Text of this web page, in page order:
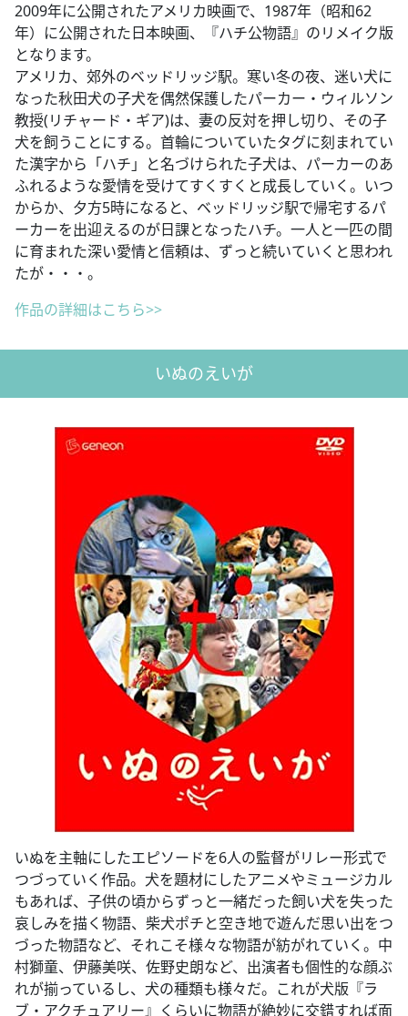
2009年に公開されたアメリカ映画で、1987年（昭和62
年）に公開された日本映画、『ハチ公物語』のリメイク版
となります。
アメリカ、郊外のベッドリッジ駅。寒い冬の夜、迷い犬に
なった秋田犬の子犬を偶然保護したパーカー・ウィルソン
教授(リチャード・ギア)は、妻の反対を押し切り、その子
犬を飼うことにする。首輪についていたタグに刻まれてい
た漢字から「ハチ」と名づけられた子犬は、パーカーのあ
ふれるような愛情を受けてすくすくと成長していく。いつ
からか、夕方5時になると、ベッドリッジ駅で帰宅するパ
ーカーを出迎えるのが日課となったハチ。一人と一匹の間
に育まれた深い愛情と信頼は、ずっと続いていくと思われ
たが・・・。
作品の詳細はこちら>>
いぬのえいが
いぬを主軸にしたエピソードを6人の監督がリレー形式で
つづっていく作品。犬を題材にしたアニメやミュージカル
もあれば、子供の頃からずっと一緒だった飼い犬を失った
哀しみを描く物語、柴犬ポチと空き地で遊んだ思い出をつ
づった物語など、それこそ様々な物語が紡がれていく。中
村獅童、伊藤美咲、佐野史朗など、出演者も個性的な顔ぶ
れが揃っているし、犬の種類も様々だ。これが犬版『ラ
ブ・アクチュアリー』くらいに物語が絶妙に交錯すれば面